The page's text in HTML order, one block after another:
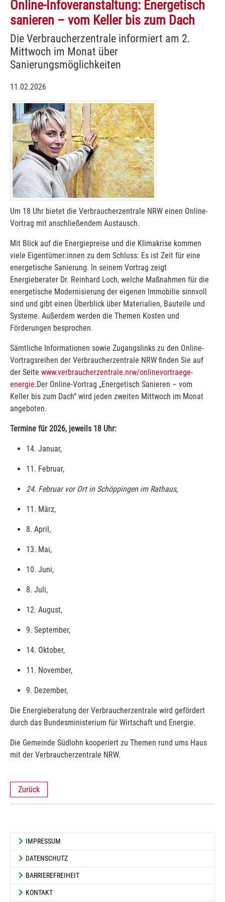
Online-Infoveranstaltung: Energetisch
sanieren – vom Keller bis zum Dach
Die Verbraucherzentrale informiert am 2.
Mittwoch im Monat über
Sanierungsmöglichkeiten
11.02.2026
Um 18 Uhr bietet die Verbraucherzentrale NRW einen Online-
Vortrag mit anschließendem Austausch.
Mit Blick auf die Energiepreise und die Klimakrise kommen
viele Eigentümer:innen zu dem Schluss: Es ist Zeit für eine
energetische Sanierung. In seinem Vortrag zeigt
Energieberater Dr. Reinhard Loch, welche Maßnahmen für die
energetische Modernisierung der eigenen Immobilie sinnvoll
sind und gibt einen Überblick über Materialien, Bauteile und
Systeme. Außerdem werden die Themen Kosten und
Förderungen besprochen.
Sämtliche Informationen sowie Zugangslinks zu den Online-
Vortragsreihen der Verbraucherzentrale NRW finden Sie auf
der Seite www.verbraucherzentrale.nrw/onlinevortraege-
energie.Der Online-Vortrag „Energetisch Sanieren – vom
Keller bis zum Dach“ wird jeden zweiten Mittwoch im Monat
angeboten.
Termine für 2026, jeweils 18 Uhr:
14. Januar,
11. Februar,
24. Februar vor Ort in Schöppingen im Rathaus,
11. März,
8. April,
13. Mai,
10. Juni,
8. Juli,
12. August,
9. September,
14. Oktober,
11. November,
9. Dezember,
Die Energieberatung der Verbraucherzentrale wird gefördert
durch das Bundesministerium für Wirtschaft und Energie.
Die Gemeinde Südlohn kooperiert zu Themen rund ums Haus
mit der Verbraucherzentrale NRW.
Zurück
IMPRESSUM
DATENSCHUTZ
BARRIEREFREIHEIT
KONTAKT